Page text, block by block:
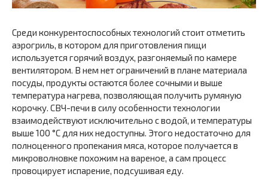
Среди конкурентоспособных технологий стоит отметить
аэрогриль, в котором для приготовления пищи
используется горячий воздух, разгоняемый по камере
вентилятором. В нем нет ограничений в плане материала
посуды, продукты остаются более сочными и выше
температура нагрева, позволяющая получить румяную
корочку. СВЧ-печи в силу особенности технологии
взаимодействуют исключительно с водой, и температуры
выше 100 °С для них недоступны. Этого недостаточно для
полноценного пропекания мяса, которое получается в
микроволновке похожим на вареное, а сам процесс
провоцирует испарение, подсушивая еду.